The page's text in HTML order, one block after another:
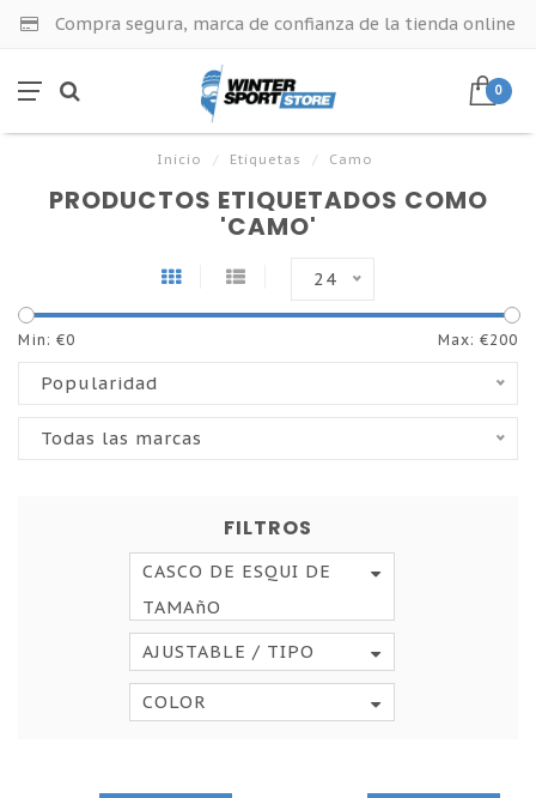
Compra segura, marca de confianza de la tienda online
0
Inicio / Etiquetas / Camo
PRODUCTOS ETIQUETADOS COMO
'CAMO'
24
Min: €0 Max: €200
Popularidad
Todas las marcas
FILTROS
CASCO DE ESQUI DE
TAMAñO
AJUSTABLE / TIPO
COLOR